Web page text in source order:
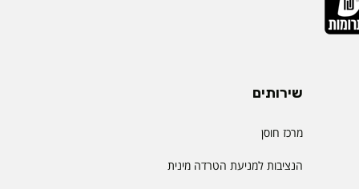
שירותים
מרכז חוסן
הנציבות למניעת הטרדה מינית